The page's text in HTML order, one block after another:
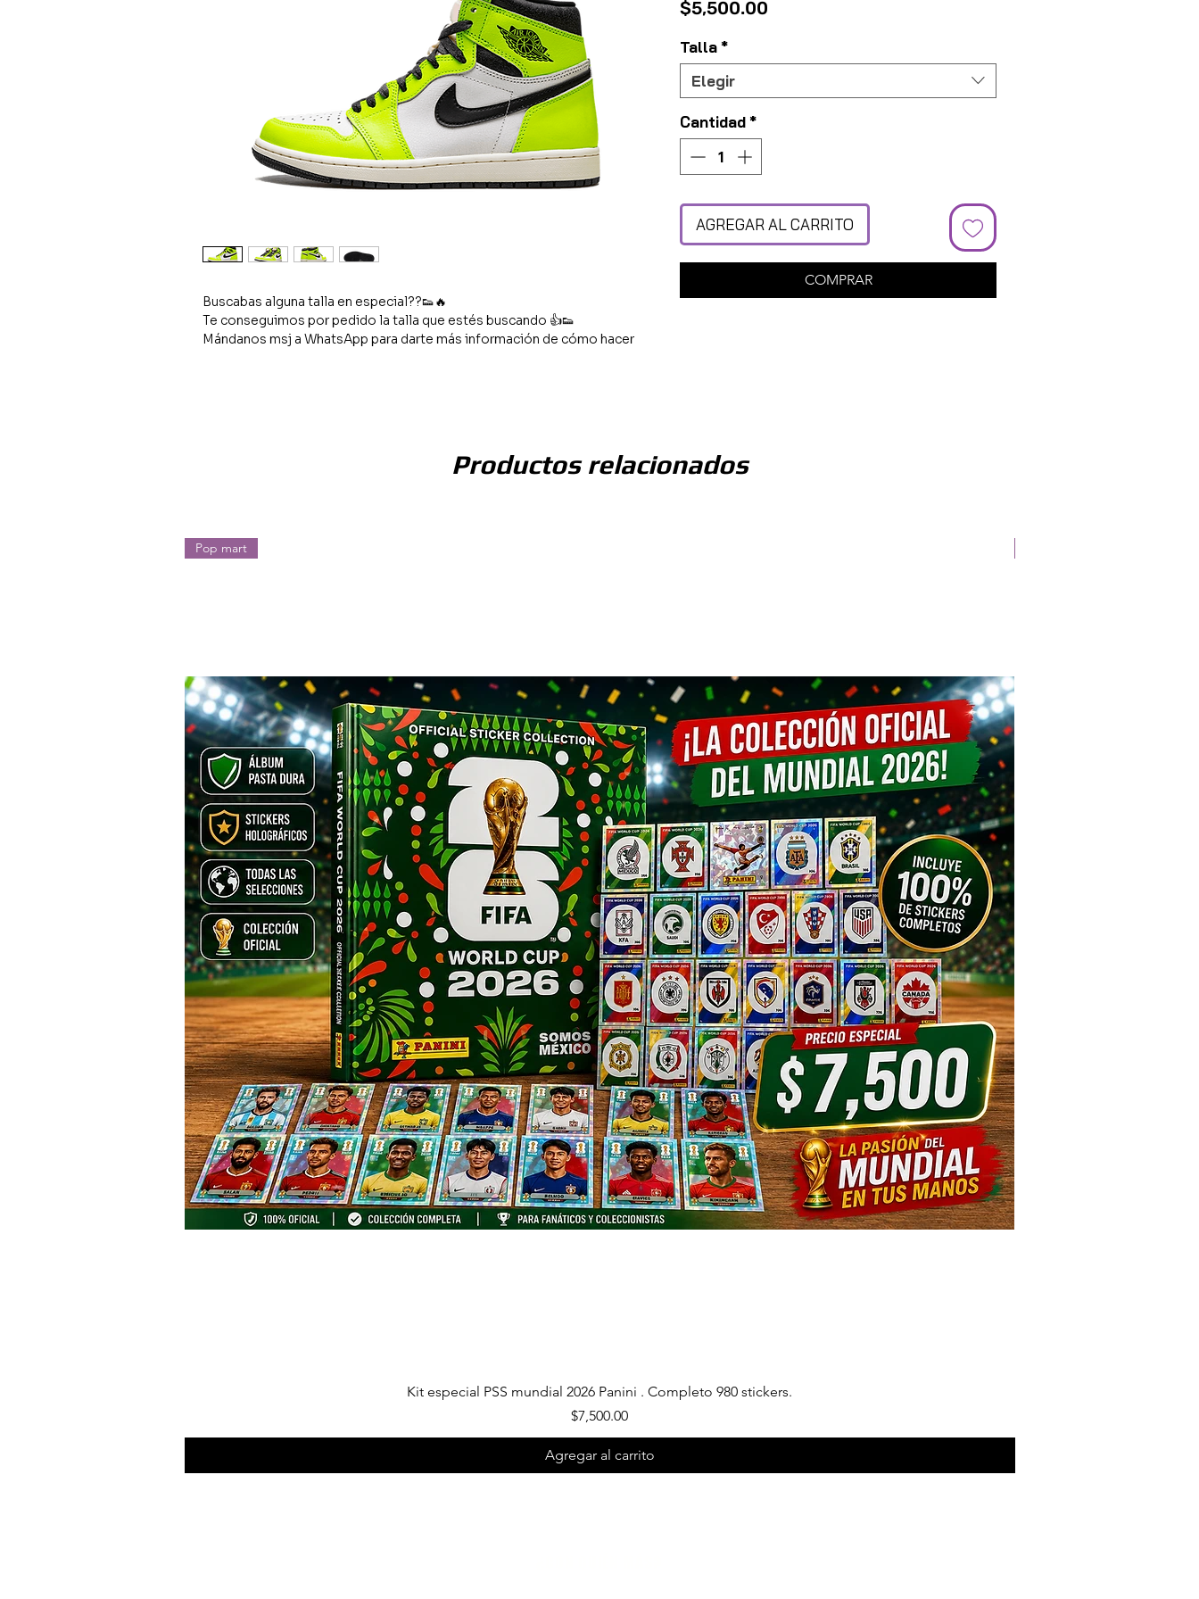
Buscabas alguna talla en especial??👟🔥
Te conseguimos por pedido la talla que estés buscando 👍👟
Mándanos msj a WhatsApp para darte más información de cómo hacer
$5,500.00
Talla *
Elegir
Cantidad *
AGREGAR AL CARRITO
COMPRAR
Productos relacionados
Vista rápida
Pop mart
Kit especial PSS mundial 2026 Panini . Completo 980 stickers.
Precio
$7,500.00
Agregar al carrito